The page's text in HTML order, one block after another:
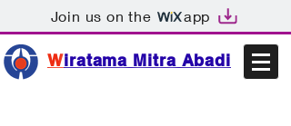
Join us on the app
Wiratama Mitra Abadi